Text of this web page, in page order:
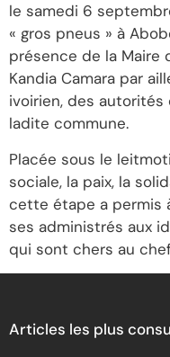
le samedi 6
« gros pneus » à
présence de la Maire
Kandia Camara par
ivoirien, des
ladite commune.
Placée sous le
sociale, la paix, la
cette étape a permis
ses administrés aux
qui sont chers au
Articles les plus